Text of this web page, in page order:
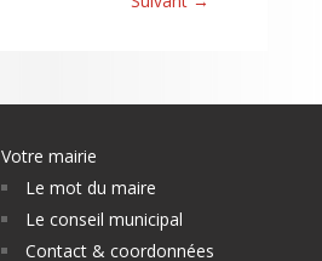
Votre mairie
Le mot du maire
Le conseil municipal
Contact & coordonnées